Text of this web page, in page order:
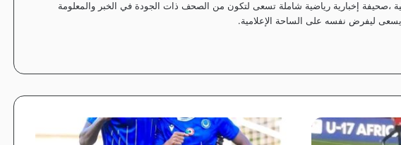
،صحيفة إخبارية رياضية شاملة تسعى لتكون من الصحف ذات الجودة في الخبر والمعلومة
يسعى ليفرض نفسه على الساحة الإعلامية.